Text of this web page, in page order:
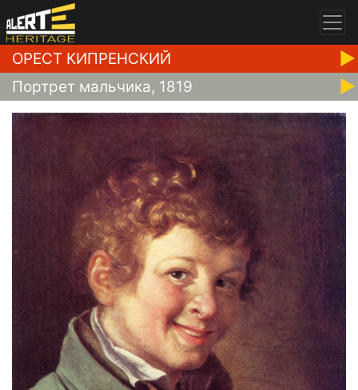
ОРЕСТ КИПРЕНСКИЙ
Портрет мальчика, 1819